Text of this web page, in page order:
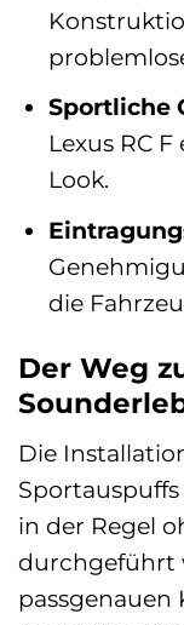
Sportliche
Lexus RC
Look.
die
Der Weg
Die
in der Regel
durchgeführt